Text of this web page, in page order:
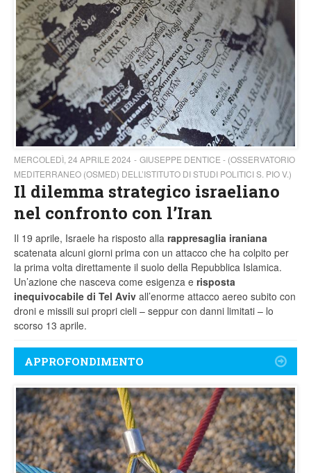
MERCOLEDÌ, 24 APRILE 2024
GIUSEPPE DENTICE - (OSSERVATORIO
MEDITERRANEO (OSMED) DELL’ISTITUTO DI STUDI POLITICI S. PIO V.)
Il dilemma strategico israeliano
nel confronto con l’Iran
Il 19 aprile, Israele ha risposto alla rappresaglia iraniana
scatenata alcuni giorni prima con un attacco che ha colpito per
la prima volta direttamente il suolo della Repubblica Islamica.
Un’azione che nasceva come esigenza e risposta
inequivocabile di Tel Aviv all’enorme attacco aereo subito con
droni e missili sui propri cieli – seppur con danni limitati – lo
scorso 13 aprile.
APPROFONDIMENTO